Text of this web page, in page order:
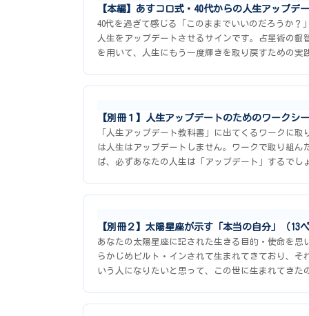
【本編】あすコロ式・40代からの人生アップデ
40代を過ぎて感じる「このままでいいのだろうか
人生をアップデートさせるサインです。占星術の
を用いて、人生にもう一度輝きを取り戻すための実
【別冊１】人生アップデートのためのワークシ
「人生アップデート教科書」に出てくるワークに
は人生はアップデートしません。ワークで取り組
ば、必ずあなたの人生は「アップデート」するでし
【別冊２】太陽星座が示す「本当の自分」（13
あなたの太陽星座に記された生きる目的・使命を
らかじめビルト・インされて生まれてきており、
いう人になりたいと思って、この世に生まれてき